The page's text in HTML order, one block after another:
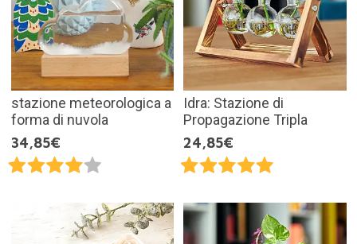
stazione meteorologica a
forma di nuvola
34,85€
Idra: Stazione di
Propagazione Tripla
24,85€